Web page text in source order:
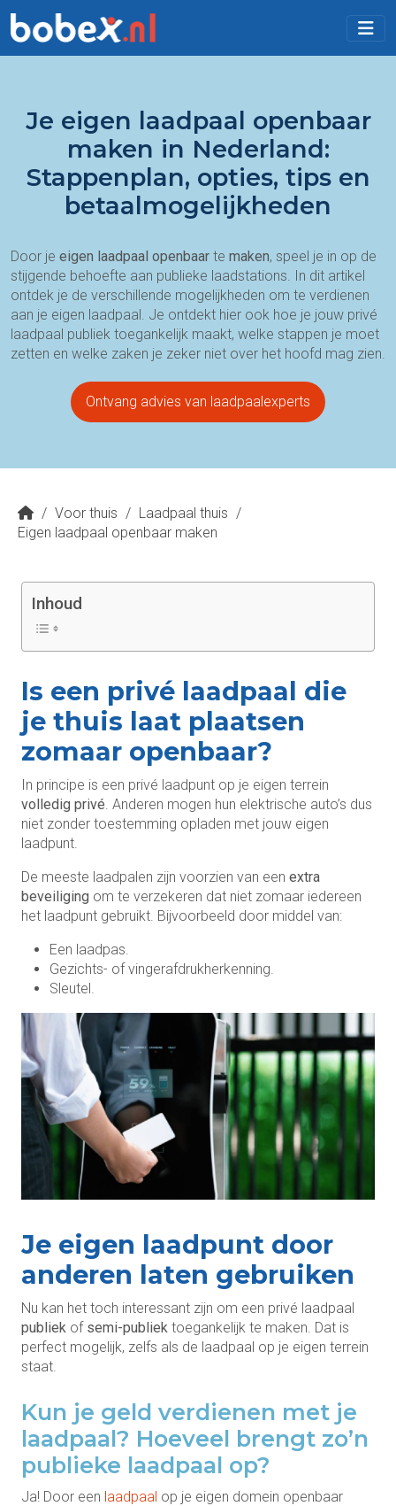
Je eigen laadpaal openbaar
maken in Nederland:
Stappenplan, opties, tips en
betaalmogelijkheden
Door je eigen laadpaal openbaar te maken, speel je in op de
stijgende behoefte aan publieke laadstations. In dit artikel
ontdek je de verschillende mogelijkheden om te verdienen
aan je eigen laadpaal. Je ontdekt hier ook hoe je jouw privé
laadpaal publiek toegankelijk maakt, welke stappen je moet
zetten en welke zaken je zeker niet over het hoofd mag zien.
Ontvang advies van laadpaalexperts
/ Voor thuis / Laadpaal thuis /
Eigen laadpaal openbaar maken
Inhoud
Is een privé laadpaal die
je thuis laat plaatsen
zomaar openbaar?
In principe is een privé laadpunt op je eigen terrein
volledig privé. Anderen mogen hun elektrische auto’s dus
niet zonder toestemming opladen met jouw eigen
laadpunt.
De meeste laadpalen zijn voorzien van een extra
beveiliging om te verzekeren dat niet zomaar iedereen
het laadpunt gebruikt. Bijvoorbeeld door middel van:
Een laadpas.
Gezichts- of vingerafdrukherkenning.
Sleutel.
Je eigen laadpunt door
anderen laten gebruiken
Nu kan het toch interessant zijn om een privé laadpaal
publiek ofsemi-publiek toegankelijk te maken. Dat is
perfect mogelijk, zelfs als de laadpaal op je eigen terrein
staat.
Kun je geld verdienen met je
laadpaal? Hoeveel brengt zo’n
publieke laadpaal op?
Ja! Door een laadpaal op je eigen domein openbaar